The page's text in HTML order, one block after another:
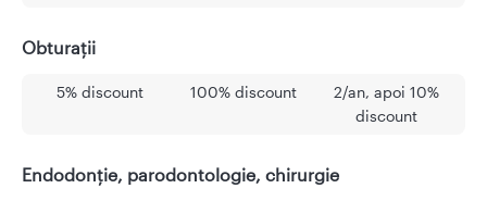
Obturații
5% discount 100% discount
2/an, apoi 10%
discount
Endodonție, parodontologie, chirurgie